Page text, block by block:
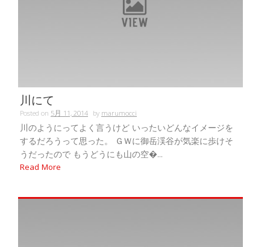
川にて
Posted on 5月 11, 2014 bymarumocci
川のようにってよく言うけど いったいどんなイメージを
するだろうって思った。 ＧＷに御岳渓谷が気楽に歩けそ
うだったので もうどうにも山の空�...
Read More